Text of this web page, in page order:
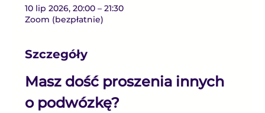
10 lip 2026, 20:00 – 21:30
Zoom (bezpłatnie)
Szczegóły
Masz dość proszenia innych
o podwózkę?